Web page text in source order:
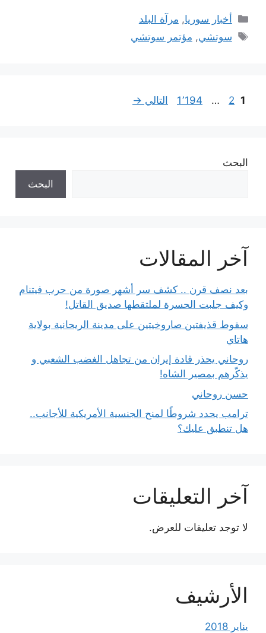
التصنيفات
أخبار سوريا, مرآة البلد
الوسوم
سوتشي, مؤتمر سوتشي
Page
1
Page
2
…
Page
1٬194 التالي →
البحث
البحث
آخر المقالات
بعد نصف قرن .. كشف سر أشهر صورة من حرب فيتنام
وكيف جلبت الحسرة لملتقطها صديق القاتل!
سقوط قذيفتين صاروخيتين على مدينة الريحانية بولاية
هاتاي
روحاني يحذر قادة إيران من تجاهل الغضب الشعبي و
يذكّرهم بمصير الشاه!
حسن روحاني
ترامب يحدد شروطًا لمنح الجنسية الأمريكية للأجانب..
هل تنطبق عليك؟
آخر التعليقات
لا توجد تعليقات للعرض.
الأرشيف
يناير 2018